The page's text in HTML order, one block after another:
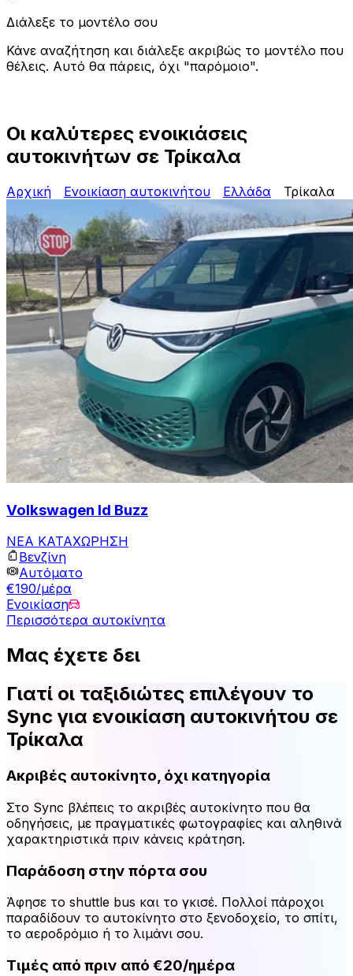
Διάλεξε το μοντέλο σου
Κάνε αναζήτηση και διάλεξε ακριβώς το μοντέλο που
θέλεις. Αυτό θα πάρεις, όχι "παρόμοιο".
Οι καλύτερες ενοικιάσεις
αυτοκινήτων σε Τρίκαλα
Αρχική Ενοικίαση αυτοκινήτου Ελλάδα Τρίκαλα
Volkswagen Id Buzz
ΝΕΑ ΚΑΤΑΧΩΡΗΣΗ
Βενζίνη
Αυτόματο
€190/μέρα
Ενοικίαση
Περισσότερα αυτοκίνητα
Μας έχετε δει
Γιατί οι ταξιδιώτες επιλέγουν το
Sync για ενοικίαση αυτοκινήτου σε
Τρίκαλα
Ακριβές αυτοκίνητο, όχι κατηγορία
Στο Sync βλέπεις το ακριβές αυτοκίνητο που θα
οδηγήσεις, με πραγματικές φωτογραφίες και αληθινά
χαρακτηριστικά πριν κάνεις κράτηση.
Παράδοση στην πόρτα σου
Άφησε το shuttle bus και το γκισέ. Πολλοί πάροχοι
παραδίδουν το αυτοκίνητο στο ξενοδοχείο, το σπίτι,
το αεροδρόμιο ή το λιμάνι σου.
Τιμές από πριν από €20/ημέρα